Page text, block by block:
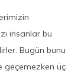
insanlar bu
Bugün bunu
geçemezken üç